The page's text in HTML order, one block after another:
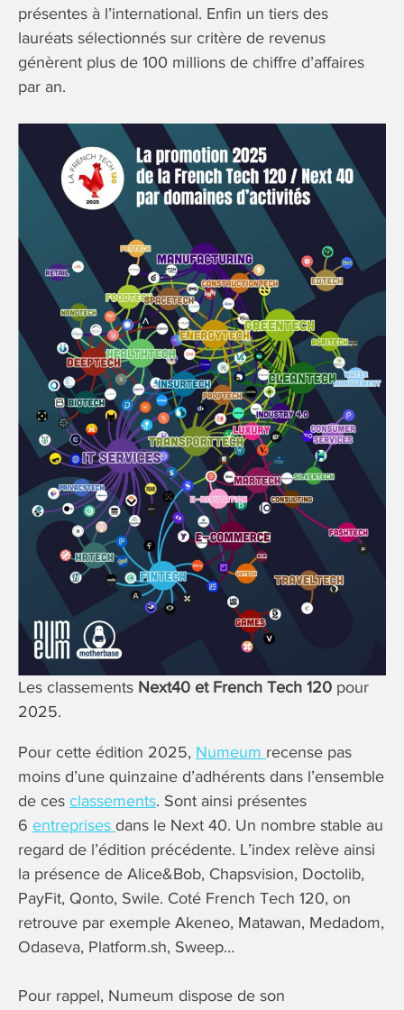
présentes à l’international. Enfin un tiers des
lauréats sélectionnés sur critère de revenus
génèrent plus de 100 millions de chiffre d’affaires
par an.
Les classements Next40 et French Tech 120 pour
2025.
Pour cette édition 2025, Numeum recense pas
moins d’une quinzaine d’adhérents dans l’ensemble
de ces classements. Sont ainsi présentes
6 entreprises dans le Next 40. Un nombre stable au
regard de l’édition précédente. L’index relève ainsi
la présence de Alice&Bob, Chapsvision, Doctolib,
PayFit, Qonto, Swile. Coté French Tech 120, on
retrouve par exemple Akeneo, Matawan, Medadom,
Odaseva, Platform.sh, Sweep…
Pour rappel, Numeum dispose de son